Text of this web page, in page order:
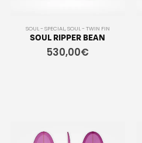
SOUL - SPECIAL,SOUL - TWIN FIN
SOUL RIPPER BEAN
530,00€